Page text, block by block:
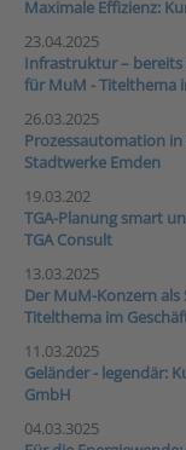
Maximale Effizienz:
23.04.2025
Infrastruktur –
für MuM - Titelthema
26.03.2025
Prozessautomation
Stadtwerke Emden
19.03.202
TGA-Planung smart
TGA Consult
13.03.2025
Der MuM-Konzern
Titelthema im
11.03.2025
Geländer - legendär:
GmbH
04.03.3025